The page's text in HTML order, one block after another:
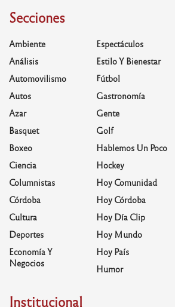
Secciones
Ambiente
Análisis
Automovilismo
Autos
Azar
Basquet
Boxeo
Ciencia
Columnistas
Córdoba
Cultura
Deportes
Economía Y
Negocios
Espectáculos
Estilo Y Bienestar
Fútbol
Gastronomía
Gente
Golf
Hablemos Un Poco
Hockey
Hoy Comunidad
Hoy Córdoba
Hoy Día Clip
Hoy Mundo
Hoy País
Humor
Institucional